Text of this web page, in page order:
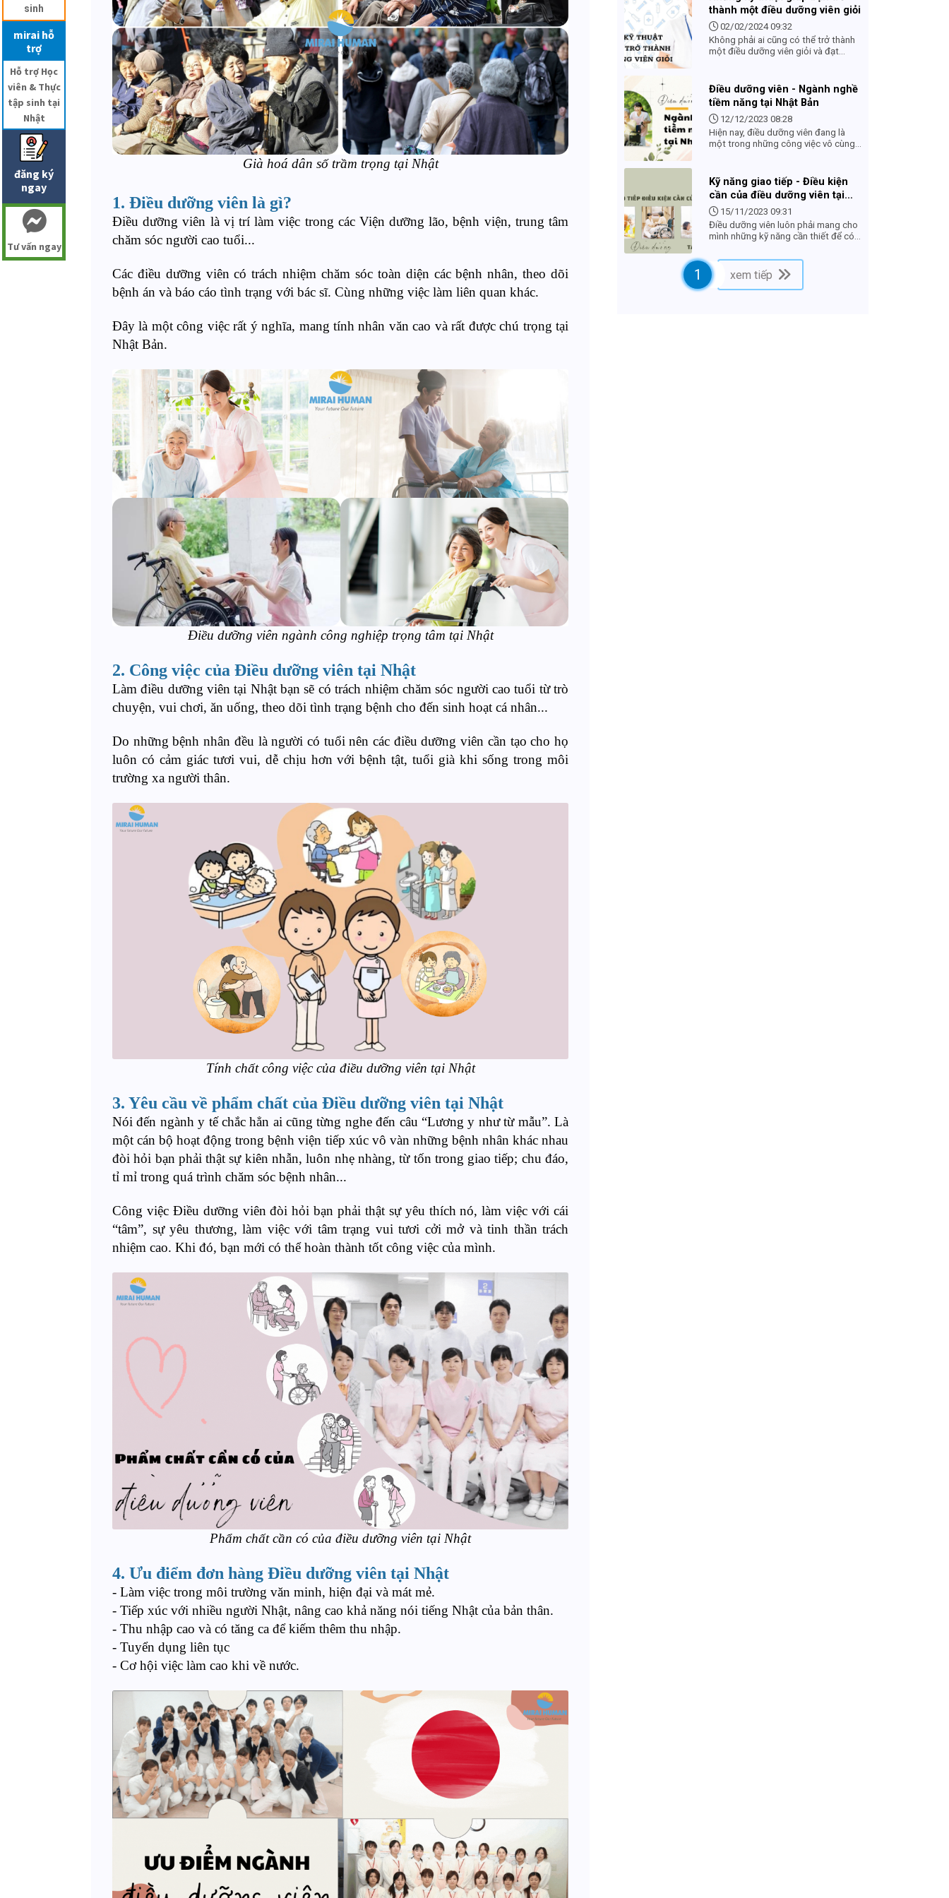
sinh
mirai hỗ
trợ
Hỗ trợ Học
viên & Thực
tập sinh tại
Nhật
đăng ký
ngay
Tư vấn ngay
Già hoá dân số trầm trọng tại Nhật
1. Điều dưỡng viên là gì?
Điều dưỡng viên là vị trí làm việc trong các Viện dưỡng lão, bệnh viện, trung tâm
chăm sóc người cao tuổi...
Các điều dưỡng viên có trách nhiệm chăm sóc toàn diện các bệnh nhân, theo dõi
bệnh án và báo cáo tình trạng với bác sĩ. Cùng những việc làm liên quan khác.
Đây là một công việc rất ý nghĩa, mang tính nhân văn cao và rất được chú trọng tại
Nhật Bản.
Điều dưỡng viên ngành công nghiệp trọng tâm tại Nhật
2. Công việc của Điều dưỡng viên tại Nhật
Làm điều dưỡng viên tại Nhật bạn sẽ có trách nhiệm chăm sóc người cao tuổi từ trò
chuyện, vui chơi, ăn uống, theo dõi tình trạng bệnh cho đến sinh hoạt cá nhân...
Do những bệnh nhân đều là người có tuổi nên các điều dưỡng viên cần tạo cho họ
luôn có cảm giác tươi vui, dễ chịu hơn với bệnh tật, tuổi già khi sống trong môi
trường xa người thân.
Tính chất công việc của điều dưỡng viên tại Nhật
3. Yêu cầu về phẩm chất của Điều dưỡng viên tại Nhật
Nói đến ngành y tế chắc hẳn ai cũng từng nghe đến câu “Lương y như từ mẫu”. Là
một cán bộ hoạt động trong bệnh viện tiếp xúc vô vàn những bệnh nhân khác nhau
đòi hỏi bạn phải thật sự kiên nhẫn, luôn nhẹ nhàng, từ tốn trong giao tiếp; chu đáo,
tỉ mỉ trong quá trình chăm sóc bệnh nhân...
Công việc Điều dưỡng viên đòi hỏi bạn phải thật sự yêu thích nó, làm việc với cái
“tâm”, sự yêu thương, làm việc với tâm trạng vui tươi cởi mở và tinh thần trách
nhiệm cao. Khi đó, bạn mới có thể hoàn thành tốt công việc của mình.
Phẩm chất cần có của điều dưỡng viên tại Nhật
4. Ưu điểm đơn hàng Điều dưỡng viên tại Nhật
- Làm việc trong môi trường văn minh, hiện đại và mát mẻ.
- Tiếp xúc với nhiều người Nhật, nâng cao khả năng nói tiếng Nhật của bản thân.
- Thu nhập cao và có tăng ca để kiếm thêm thu nhập.
- Tuyển dụng liên tục
- Cơ hội việc làm cao khi về nước.
vì tuổi già và bệnh tật. Vì thế, một
Điều dưỡng viên luôn phải mang
trong mình những phẩm chất đáng
quý của một người làm ngành y tế
“Lương y như từ mẫu”
thành một điều dưỡng viên giỏi
02/02/2024 09:32
Không phải ai cũng có thể trở thành
một điều dưỡng viên giỏi và đạt
thành một điều dưỡng viên giỏi, sẽ
giúp ích rất nhiều cho các bạn trong
quá trình hoàn thành công việc của
mình.
Điều dưỡng viên - Ngành nghề
tiềm năng tại Nhật Bản
12/12/2023 08:28
Hiện nay, điều dưỡng viên đang là
một trong những công việc vô cùng
Bản ngày càng trầm trọng nên điều
dưỡng viên đang là đơn hàng tiềm
năng.
Kỹ năng giao tiếp - Điều kiện
cần của điều dưỡng viên tại
Nhật15/11/2023 09:31
Điều dưỡng viên luôn phải mang cho
mình những kỹ năng cần thiết để có
già một cách tốt nhất, đặc biệt là kỹ
năng giao tiếp.
1 xem tiếp